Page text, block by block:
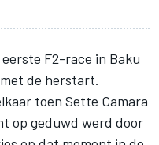
F2-race in Baku
de herstart.
toen Sette Camara
op geduwd werd door